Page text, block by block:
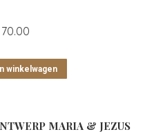
is:
winkelwagen
MARIA & JEZUS